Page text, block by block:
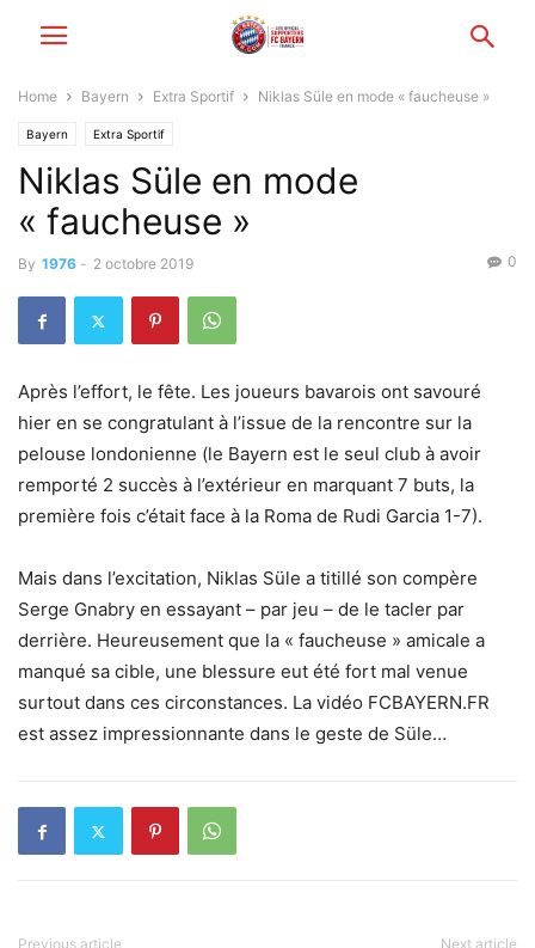
Home Bayern Extra Sportif Niklas Süle en mode « faucheuse »
Bayern Extra Sportif
Niklas Süle en mode
« faucheuse »
By 1976 - 2 octobre 2019 0
Après l’effort, le fête. Les joueurs bavarois ont savouré
hier en se congratulant à l’issue de la rencontre sur la
pelouse londonienne (le Bayern est le seul club à avoir
remporté 2 succès à l’extérieur en marquant 7 buts, la
première fois c’était face à la Roma de Rudi Garcia 1-7).
Mais dans l’excitation, Niklas Süle a titillé son compère
Serge Gnabry en essayant – par jeu – de le tacler par
derrière. Heureusement que la « faucheuse » amicale a
manqué sa cible, une blessure eut été fort mal venue
surtout dans ces circonstances. La vidéo FCBAYERN.FR
est assez impressionnante dans le geste de Süle…
Previous article Next article